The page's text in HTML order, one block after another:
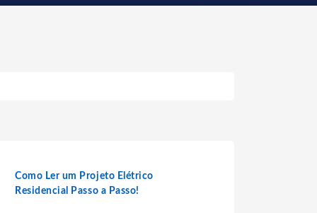
Como Ler um Projeto Elétrico
Residencial Passo a Passo!